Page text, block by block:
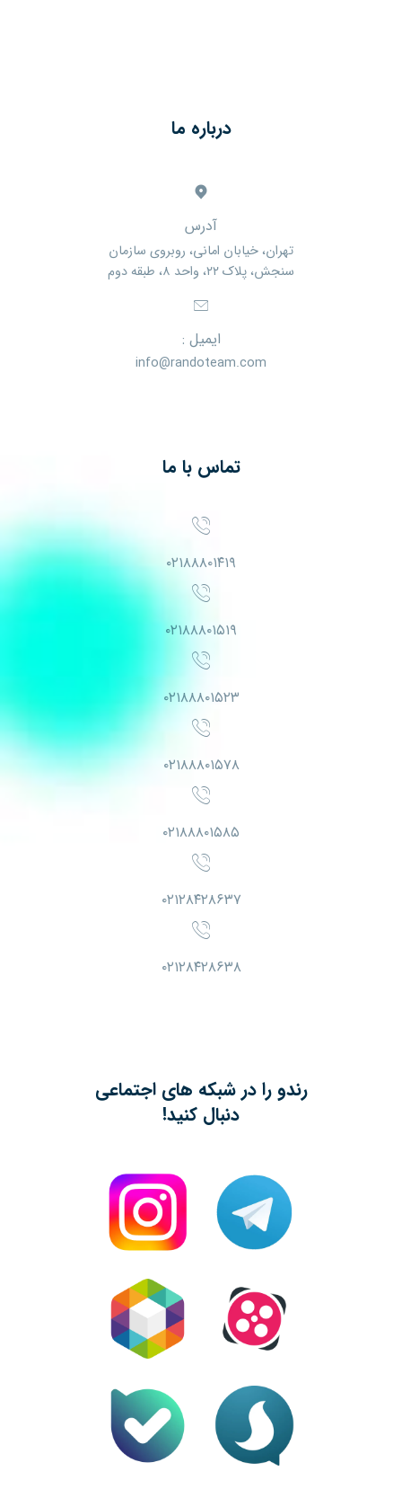
درباره ما
آدرس
تهران، خیابان امانی، روبروی سازمان
سنجش، پلاک ۲۲، واحد ۸، طبقه دوم
ایمیل :
info@randoteam.com
تماس با ما
۰۲۱۸۸۸۰۱۴۱۹
۰۲۱۸۸۸۰۱۵۱۹
۰۲۱۸۸۸۰۱۵۲۳
۰۲۱۸۸۸۰۱۵۷۸
۰۲۱۸۸۸۰۱۵۸۵
۰۲۱۲۸۴۲۸۶۳۷
۰۲۱۲۸۴۲۸۶۳۸
رندو را در شبکه های اجتماعی
دنبال کنید!